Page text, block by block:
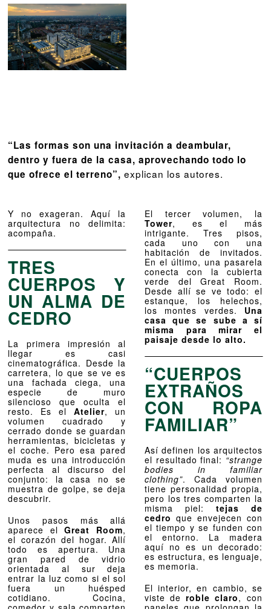
“Las formas son una invitación a deambular,
dentro y fuera de la casa, aprovechando todo lo
que ofrece el terreno”, explican los autores.
Y no exageran. Aquí la
arquitectura no delimita:
acompaña.
TRES
CUERPOS Y
UN ALMA DE
CEDRO
La primera impresión al
llegar es casi
cinematográfica. Desde la
carretera, lo que se ve es
una fachada ciega, una
especie de muro
silencioso que oculta el
resto. Es elAtelier, un
volumen cuadrado y
cerrado donde se guardan
herramientas, bicicletas y
el coche. Pero esa pared
muda es una introducción
perfecta al discurso del
conjunto: la casa no se
muestra de golpe, se deja
descubrir.
Unos pasos más allá
aparece elGreat Room,
el corazón del hogar. Allí
todo es apertura. Una
gran pared de vidrio
orientada al sur deja
entrar la luz como si el sol
fuera un huésped
cotidiano. Cocina,
El tercer volumen, la
Tower, es el más
intrigante. Tres pisos,
cada uno con una
habitación de invitados.
En el último, una pasarela
conecta con la cubierta
verde del Great Room.
Desde allí se ve todo: el
estanque, los helechos,
los montes verdes. Una
casa que se sube a sí
misma para mirar el
paisaje desde lo alto.
“CUERPOS
EXTRAÑOS
CON ROPA
FAMILIAR”
Así definen los arquitectos
el resultado final: “strange
bodies in familiar
clothing”. Cada volumen
tiene personalidad propia,
pero los tres comparten la
misma piel: tejas de
cedro que envejecen con
el tiempo y se funden con
el entorno. La madera
aquí no es un decorado:
es estructura, es lenguaje,
es memoria.
El interior, en cambio, se
viste de roble claro, con